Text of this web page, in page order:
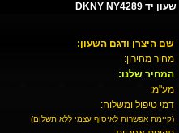
שעון יד DKNY NY4289
שם היצרן ודגם השעון:
מחיר מחירון:
המחיר שלנו:
מע"מ:
דמי טיפול ומשלוח:
(קיימת אפשרות לאיסוף עצמי ללא תשלום)